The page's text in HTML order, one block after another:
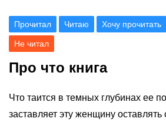
Прочитал Читаю Хочу прочитать
Не читал
Про что книга
Что таится в темных глубинах ее
заставляет эту женщину оставлять